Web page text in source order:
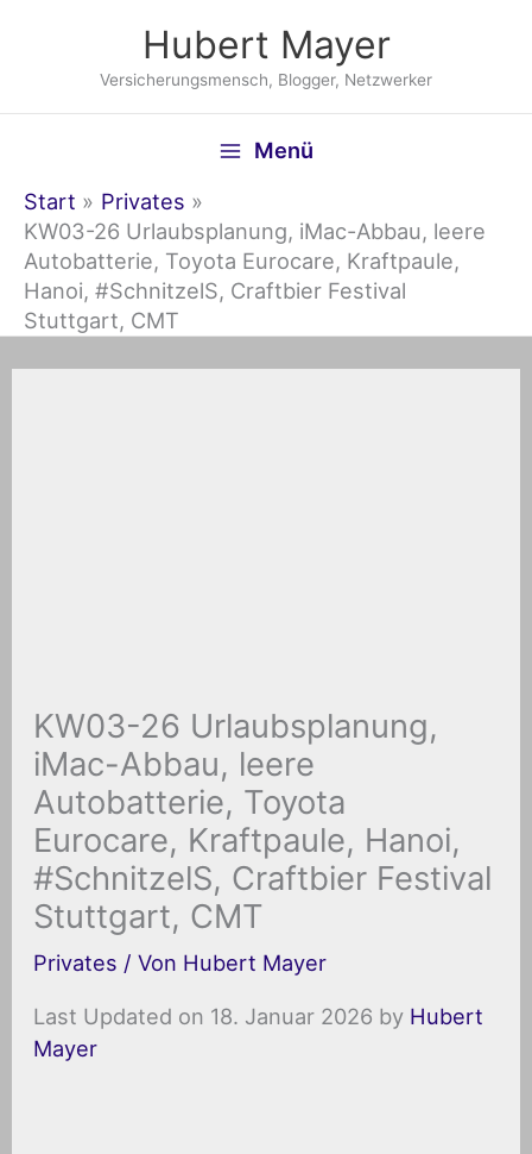
Hubert Mayer
Versicherungsmensch, Blogger, Netzwerker
Menü
Start
Privates
KW03-26 Urlaubsplanung, iMac-Abbau, leere
Autobatterie, Toyota Eurocare, Kraftpaule,
Hanoi, #SchnitzelS, Craftbier Festival
Stuttgart, CMT
KW03-26 Urlaubsplanung,
iMac-Abbau, leere
Autobatterie, Toyota
Eurocare, Kraftpaule, Hanoi,
#SchnitzelS, Craftbier Festival
Stuttgart, CMT
Privates / Von Hubert Mayer
Last Updated on 18. Januar 2026 by Hubert
Mayer